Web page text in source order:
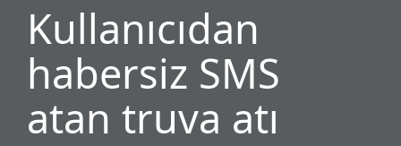
Kullanıcıdan
habersiz SMS
atan truva atı